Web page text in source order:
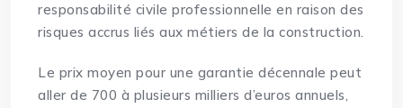
responsabilité civile professionnelle en raison des
risques accrus liés aux métiers de la construction.
Le prix moyen pour une garantie décennale peut
aller de 700 à plusieurs milliers d’euros annuels,